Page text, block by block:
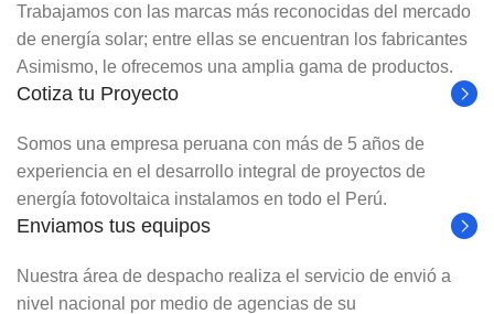
Trabajamos con las marcas más reconocidas del mercado
de energía solar; entre ellas se encuentran los fabricantes
Asimismo, le ofrecemos una amplia gama de productos.
Cotiza tu Proyecto
Somos una empresa peruana con más de 5 años de
experiencia en el desarrollo integral de proyectos de
energía fotovoltaica instalamos en todo el Perú.
Enviamos tus equipos
Nuestra área de despacho realiza el servicio de envió a
nivel nacional por medio de agencias de su